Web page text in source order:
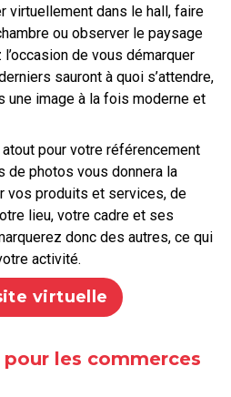
virtuellement dans le hall, faire
ou observer le paysage
de vous démarquer
sauront à quoi s’attendre,
une image à la fois moderne et
atout pour votre référencement
de photos vous donnera la
vos produits et services, de
lieu, votre cadre et ses
donc des autres, ce qui
activité.
virtuelle
les commerces